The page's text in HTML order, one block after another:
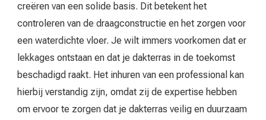
creëren van een solide basis. Dit betekent het
controleren van de draagconstructie en het zorgen voor
een waterdichte vloer. Je wilt immers voorkomen dat er
lekkages ontstaan en dat je dakterras in de toekomst
beschadigd raakt. Het inhuren van een professional kan
hierbij verstandig zijn, omdat zij de expertise hebben
om ervoor te zorgen dat je dakterras veilig en duurzaam